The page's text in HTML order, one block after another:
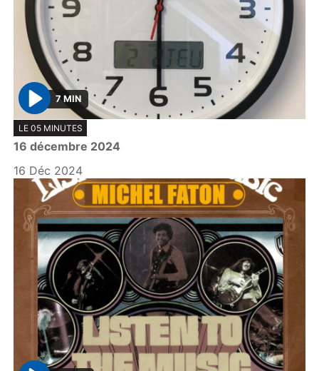
P
l
a
y
7 MIN
LE 05 MINUTES
16 décembre 2024
16 Déc 2024